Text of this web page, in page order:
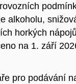
alkoholu,
horkých
na 1. září
pro podávání